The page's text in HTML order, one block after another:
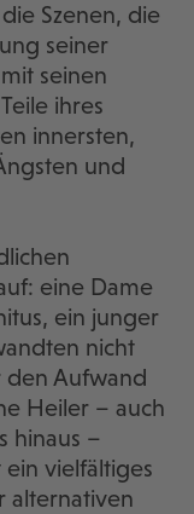
Szenen, die
seiner
seinen
ihres
innersten,
und
eine Dame
ein junger
nicht
den Aufwand
Heiler – auch
hinaus –
vielfältiges
alternativen